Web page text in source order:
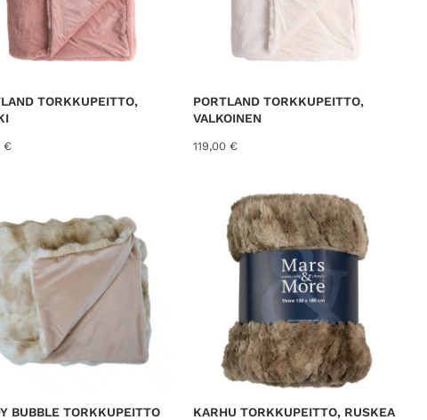
TORKKUPEITTO,
€
PORTLAND TORKKUPEITTO,
VALKOINEN
119,00 €
BUBBLE TORKKUPEITTO KARHU TORKKUPEITTO, RUSKEA